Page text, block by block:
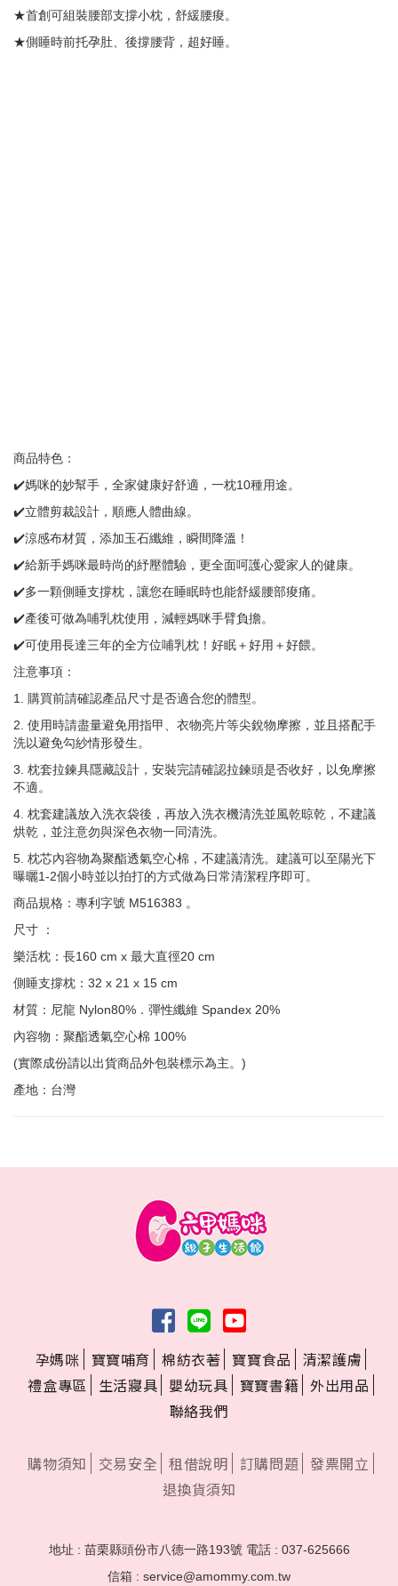
★首創可組裝腰部支撐小枕，舒緩腰痠。
★側睡時前托孕肚、後撐腰背，超好睡。
商品特色：
✔️媽咪的妙幫手，全家健康好舒適，一枕10種用途。
✔️立體剪裁設計，順應人體曲線。
✔️涼感布材質，添加玉石纖維，瞬間降溫！
✔️給新手媽咪最時尚的紓壓體驗，更全面呵護心愛家人的健康。
✔️多一顆側睡支撐枕，讓您在睡眠時也能舒緩腰部痠痛。
✔️產後可做為哺乳枕使用，減輕媽咪手臂負擔。
✔️可使用長達三年的全方位哺乳枕！好眠＋好用＋好餵。
注意事項：
1. 購買前請確認產品尺寸是否適合您的體型。
2. 使用時請盡量避免用指甲、衣物亮片等尖銳物摩擦，並且搭配手
洗以避免勾紗情形發生。
3. 枕套拉鍊具隱藏設計，安裝完請確認拉鍊頭是否收好，以免摩擦
不適。
4. 枕套建議放入洗衣袋後，再放入洗衣機清洗並風乾晾乾，不建議
烘乾，並注意勿與深色衣物一同清洗。
5. 枕芯內容物為聚酯透氣空心棉，不建議清洗。建議可以至陽光下
曝曬1-2個小時並以拍打的方式做為日常清潔程序即可。
商品規格：專利字號 M516383 。
尺寸 ：
樂活枕：長160 cm x 最大直徑20 cm
側睡支撐枕：32 x 21 x 15 cm
材質：尼龍 Nylon80%．彈性纖維 Spandex 20%
內容物：聚酯透氣空心棉 100%
(實際成份請以出貨商品外包裝標示為主。)
產地：台灣
孕媽咪 寶寶哺育 棉紡衣著 寶寶食品
清潔護膚
禮盒專區
生活寢具 嬰幼玩具 寶寶書籍 外出用品
聯絡我們
購物須知 交易安全 租借說明 訂購問題 發票開立
退換貨須知
地址 : 苗栗縣頭份市八德一路193號 電話 : 037-625666
信箱 : service@amommy.com.tw